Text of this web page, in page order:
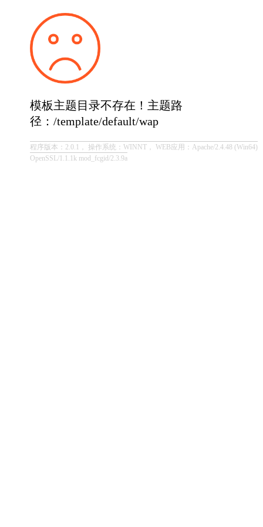
模板主题目录不存在！主题路
径：/template/default/wap
程序版本：2.0.1， 操作系统：WINNT， WEB应用：Apache/2.4.48 (Win64)
OpenSSL/1.1.1k mod_fcgid/2.3.9a